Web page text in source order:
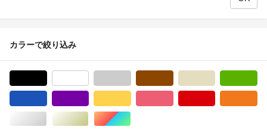
カラーで絞り込み
シルバー/銀色系ゴールド/金色系マルチカラー